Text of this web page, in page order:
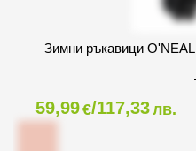
Зимни ръкавици
59,99€/117,33лв.